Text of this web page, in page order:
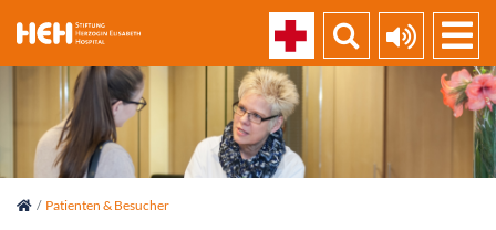
skip_navigation
Patienten & Besucher